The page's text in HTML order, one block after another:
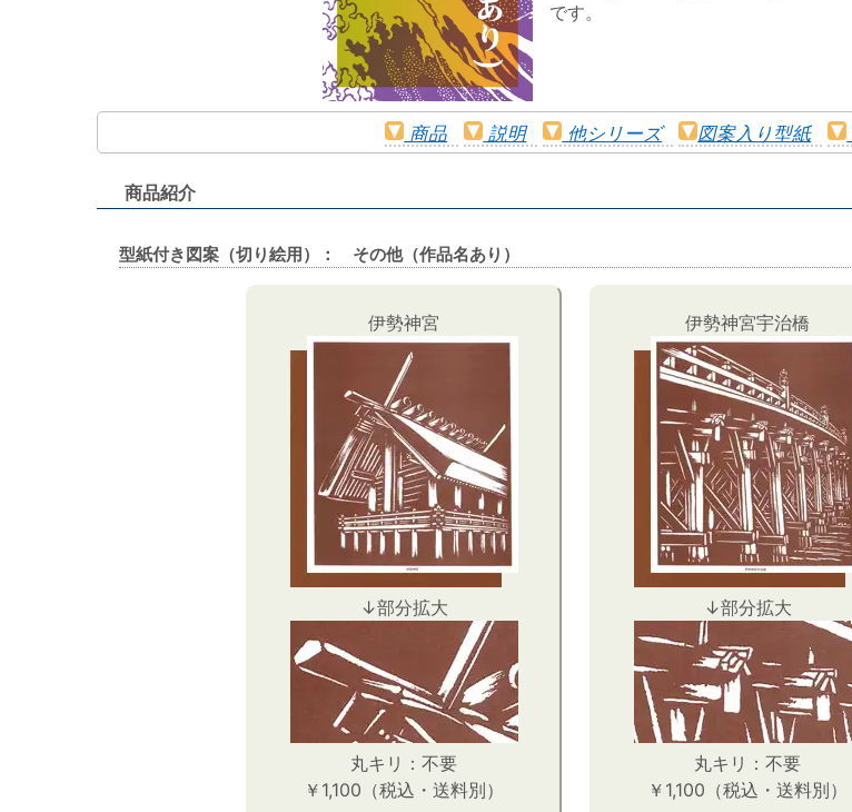
です。
商品 説明 他シリーズ 図案入り型紙
商品紹介
型紙付き図案（切り絵用）： その他（作品名あり）
伊勢神宮
↓部分拡大
丸キリ：不要
￥1,100（税込・送料別）
伊勢神宮宇治橋
↓部分拡大
丸キリ：不要
￥1,100（税込・送料別）